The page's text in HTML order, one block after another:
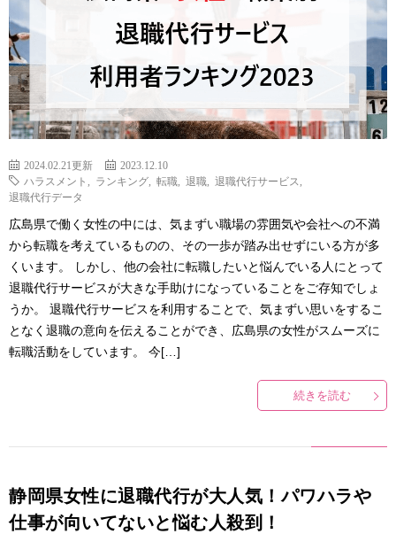
2024.02.21更新
2023.12.10
ハラスメント
ランキング 転職 退職 退職代行サービス
退職代行データ
広島県で働く女性の中には、気まずい職場の雰囲気や会社への不満
から転職を考えているものの、その一歩が踏み出せずにいる方が多
くいます。 しかし、他の会社に転職したいと悩んでいる人にとって
退職代行サービスが大きな手助けになっていることをご存知でしょ
うか。 退職代行サービスを利用することで、気まずい思いをするこ
となく退職の意向を伝えることができ、広島県の女性がスムーズに
転職活動をしています。 今[…]
続きを読む
静岡県女性に退職代行が大人気！パワハラや
仕事が向いてないと悩む人殺到！